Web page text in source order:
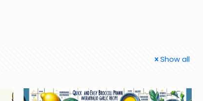
Show all